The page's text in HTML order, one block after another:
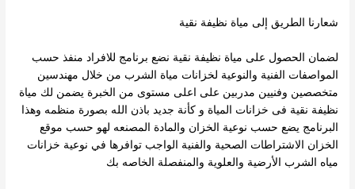
شعارنا الطريق إلى مياة نظيفة نقية
لضمان الحصول على مياة نظيفة نقية نضع برنامج للافراد منفذ حسب
المواصفات الفنية والنوعية لخزانات مياة الشرب من خلال مهندسين
متخصصين وفنيين مدربين على اعلى مستوى من الخبرة يضمن لك مياة
نظيفة نقية فى خزانات المياة و كأنة جديد باذن الله بصورة منظمه وهذا
البرنامج يضع حسب نوعية الخزان والمادة المصنعه لهو حسب موقع
الخزان الاشتراطات الصحية والفنية الواجب توافرها في نوعية خزانات
مياه الشرب الأرضية والعلوية والمنفصلة الخاصه بك